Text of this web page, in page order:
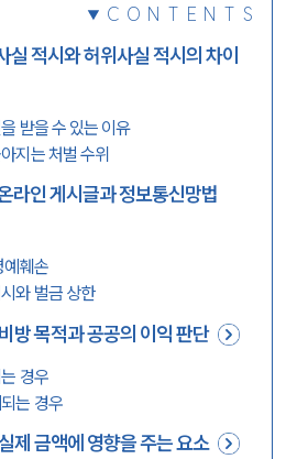
CONTENTS
실 적시와 허위사실 적시의 차이
받을 수 있는 이유
지는 처벌 수위
라인 게시글과 정보통신망법
예훼손
와 벌금 상한
방 목적과 공공의 이익 판단
경우
는 경우
제 금액에 영향을 주는 요소